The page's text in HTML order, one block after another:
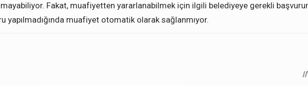
Fakat, muafiyetten yararlanabilmek için ilgili belediyeye gerekli
yapılmadığında muafiyet otomatik olarak sağlanmıyor.